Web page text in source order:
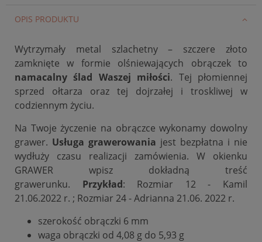
OPIS PRODUKTU
Wytrzymały metal szlachetny – szczere złoto
zamknięte w formie olśniewających obrączek to
namacalny ślad Waszej miłości. Tej płomiennej
sprzed ołtarza oraz tej dojrzałej i troskliwej w
codziennym życiu.
Na Twoje życzenie na obrączce wykonamy dowolny
grawer. Usługa grawerowania jest bezpłatna i nie
wydłuży czasu realizacji zamówienia. W okienku
GRAWER wpisz dokładną treść
grawerunku.
Przykład: Rozmiar 12 - Kamil
21.06.2022 r. ; Rozmiar 24 - Adrianna 21.06. 2022 r.
szerokość obrączki 6 mm
waga obrączki od 4,08 g do 5,93 g